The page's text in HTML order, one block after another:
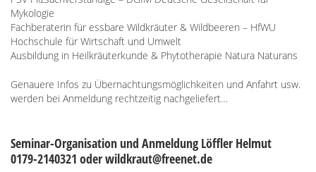
Mykologie
Fachberaterin für essbare Wildkräuter & Wildbeeren – HfWU
Hochschule für Wirtschaft und Umwelt
Ausbildung in Heilkräuterkunde & Phytotherapie Natura Naturans
Genauere Infos zu Übernachtungsmöglichkeiten und Anfahrt usw.
werden bei Anmeldung rechtzeitig nachgeliefert…
Seminar-Organisation und Anmeldung Löffler Helmut
0179-2140321 oder wildkraut@freenet.de